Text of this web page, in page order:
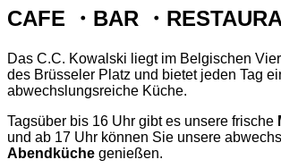
CAFE ・BAR ・
Das C.C. Kowalski liegt im Belgischen
des Brüsseler Platz und bietet jeden Tag
abwechslungsreiche Küche.
Tagsüber bis 16 Uhr gibt es unsere frische
und ab 17 Uhr können Sie unsere
Abendküche genießen.